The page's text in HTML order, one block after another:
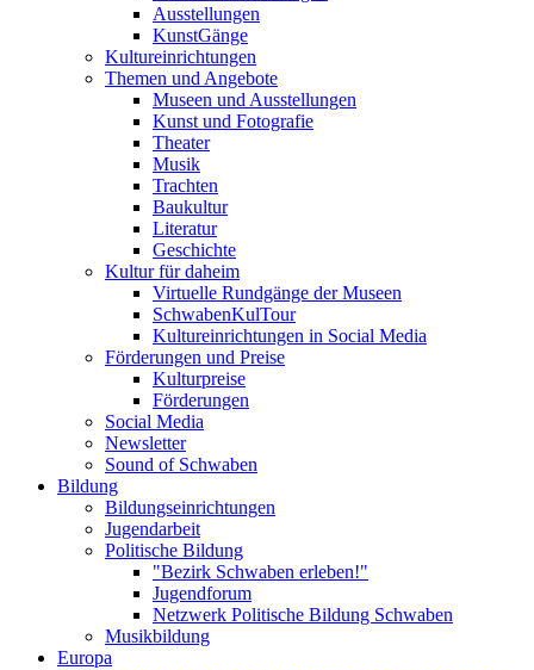
Ausstellungen
KunstGänge
Kultureinrichtungen
Themen und Angebote
Museen und Ausstellungen
Kunst und Fotografie
Theater
Musik
Trachten
Baukultur
Literatur
Geschichte
Kultur für daheim
Virtuelle Rundgänge der Museen
SchwabenKulTour
Kultureinrichtungen in Social Media
Förderungen und Preise
Kulturpreise
Förderungen
Social Media
Newsletter
Sound of Schwaben
Bildung
Bildungseinrichtungen
Jugendarbeit
Politische Bildung
"Bezirk Schwaben erleben!"
Jugendforum
Netzwerk Politische Bildung Schwaben
Musikbildung
Europa